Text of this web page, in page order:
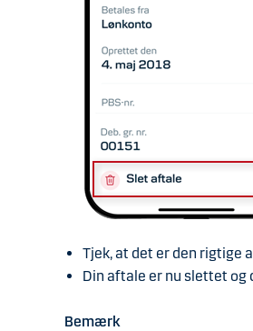
Tjek, at det er den rigtige
Din aftale er nu slettet og
Bemærk